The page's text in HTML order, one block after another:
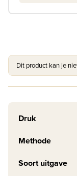
Dit product kan je
Druk
Methode
Soort uitgave